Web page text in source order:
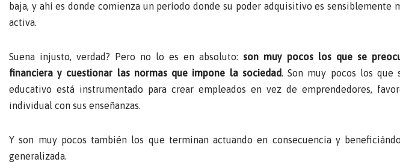
baja, y ahí es donde comienza un período donde su poder adquisitivo es sensiblemente
activa.
Suena injusto, verdad? Pero no lo es en absoluto:son muy pocos los que se
financiera y cuestionar las normas que impone la sociedad. Son muy pocos los que
educativo está instrumentado para crear empleados en vez de emprendedores,
individual con sus enseñanzas.
Y son muy pocos también los que terminan actuando en consecuencia y
generalizada.